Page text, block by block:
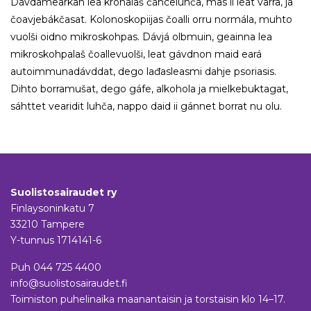
čoavjebákčasat. Kolonoskopiijas čoalli orru normála, muhto
vuolši oidno mikroskohpas. Dávjá olbmuin, geainna lea
mikroskohpalaš čoallevuolši, leat gávdnon maid eará
autoimmunadávddat, dego lađasleasmi dahje psoriasis.
Dihto borramušat, dego gáfe, alkohola ja mielkebuktagat,
sáhttet vearidit luhča, nappo daid ii gánnet borrat nu olu.
Suolistosairaudet ry
Finlaysoninkatu 7
33210 Tampere
Y-tunnus 1714141-6
Puh 044 725 4400
info@suolistosairaudet.fi
Toimiston puhelinaika maanantaisin ja torstaisin klo 14–17.